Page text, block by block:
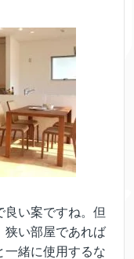
良い案ですね。但
狭い部屋であれば
一緒に使用するな